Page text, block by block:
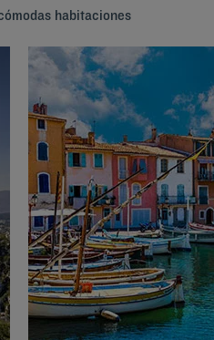
habitaciones